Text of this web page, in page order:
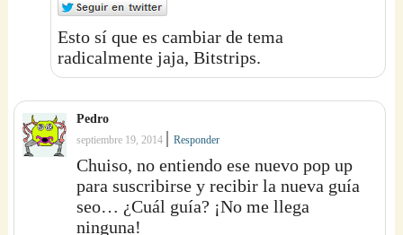
Esto sí que es cambiar de tema
radicalmente jaja, Bitstrips.
Pedro
septiembre 19, 2014 |Responder
Chuiso, no entiendo ese nuevo pop up
para suscribirse y recibir la nueva guía
seo… ¿Cuál guía? ¡No me llega
ninguna!